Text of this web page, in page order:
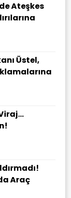
Ateşkes
Üstel,
Araç